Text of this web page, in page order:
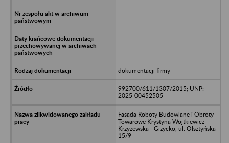
dokumentacji firmy
992700/611/1307/2015; UNP:
2025-00452505
Fasada Roboty Budowlane i Obroty
Towarowe Krystyna Wojtkiewicz-
Krzyżewska - Giżycko, ul. Olsztyńska
15/9